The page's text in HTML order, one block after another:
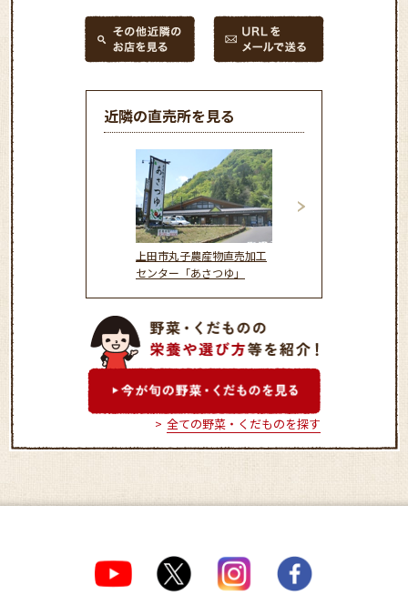
近隣の直売所を見る
上田市丸子農産物直売加工
センター「あさつゆ」
生産者直売施設
全ての野菜・くだものを探す